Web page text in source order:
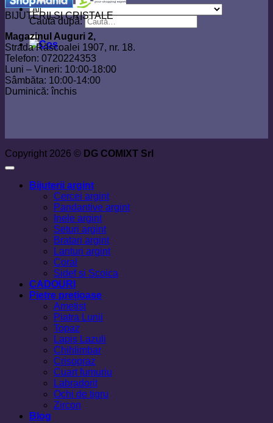
Caută după:
BIJUTERII SI CRISTALE
Magazinul Auguri 2,
Strada Răscoalei 1907, nr. 18.
Telefon: 0720224353
Luni – Vineri: 10:00-18:00
Sâmbăta: 10:00-14:00
Duminică: închis
Copyright 2026 © DG COMIXT Srl
Bijuterii argint
Cercei argint
Pandantive argint
Inele argint
Seturi argint
Bratari argint
Lanturi argint
Coral
Sidef si Scoica
CADOURI
Pietre prețioase
Ametist
Piatra Lunii
Topaz
Lapis Lazuli
Chihlimbar
Crisopraz
Cuart fumuriu
Labradorit
Ochi de tigru
Zircon
Blog